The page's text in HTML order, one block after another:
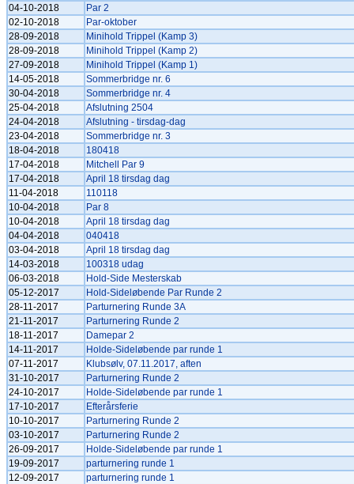
04-10-2018
Par 2
02-10-2018
Par-oktober
28-09-2018
Minihold Trippel (Kamp 3)
28-09-2018
Minihold Trippel (Kamp 2)
27-09-2018
Minihold Trippel (Kamp 1)
14-05-2018
Sommerbridge nr. 6
30-04-2018
Sommerbridge nr. 4
25-04-2018
Afslutning 2504
24-04-2018
Afslutning - tirsdag-dag
23-04-2018
Sommerbridge nr. 3
18-04-2018
180418
17-04-2018
Mitchell Par 9
17-04-2018
April 18 tirsdag dag
11-04-2018
110118
10-04-2018
Par 8
10-04-2018
April 18 tirsdag dag
04-04-2018
040418
03-04-2018
April 18 tirsdag dag
14-03-2018
100318 udag
06-03-2018
Hold-Side Mesterskab
05-12-2017
Hold-Sideløbende Par Runde 2
28-11-2017
Parturnering Runde 3A
21-11-2017
Parturnering Runde 2
18-11-2017
Damepar 2
14-11-2017
Holde-Sideløbende par runde 1
07-11-2017
Klubsølv, 07.11.2017, aften
31-10-2017
Parturnering Runde 2
24-10-2017
Holde-Sideløbende par runde 1
17-10-2017
Efterårsferie
10-10-2017
Parturnering Runde 2
03-10-2017
Parturnering Runde 2
26-09-2017
Holde-Sideløbende par runde 1
19-09-2017
parturnering runde 1
12-09-2017
parturnering runde 1